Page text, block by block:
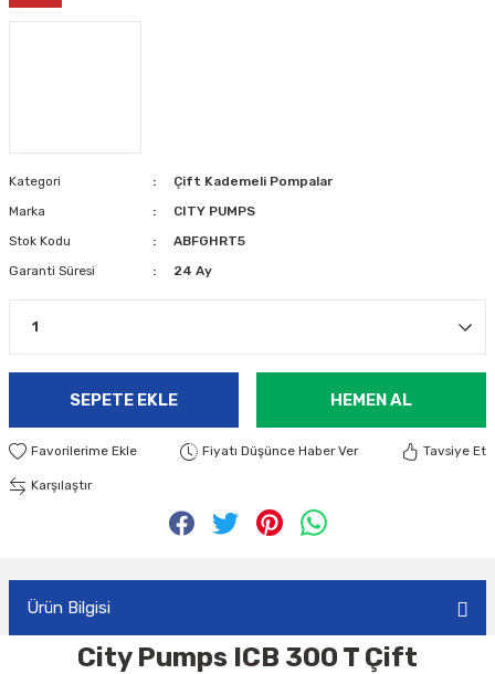
Kategori
Çift Kademeli Pompalar
Marka
CITY PUMPS
Stok Kodu
ABFGHRT5
Garanti Süresi
24 Ay
SEPETE EKLE HEMEN AL
Fiyatı Düşünce Haber Ver Tavsiye Et
Karşılaştır
Ürün Bilgisi
City Pumps ICB 300 T Çift